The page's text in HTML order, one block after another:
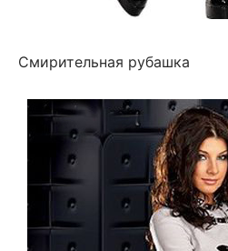
Смирительная рубашка